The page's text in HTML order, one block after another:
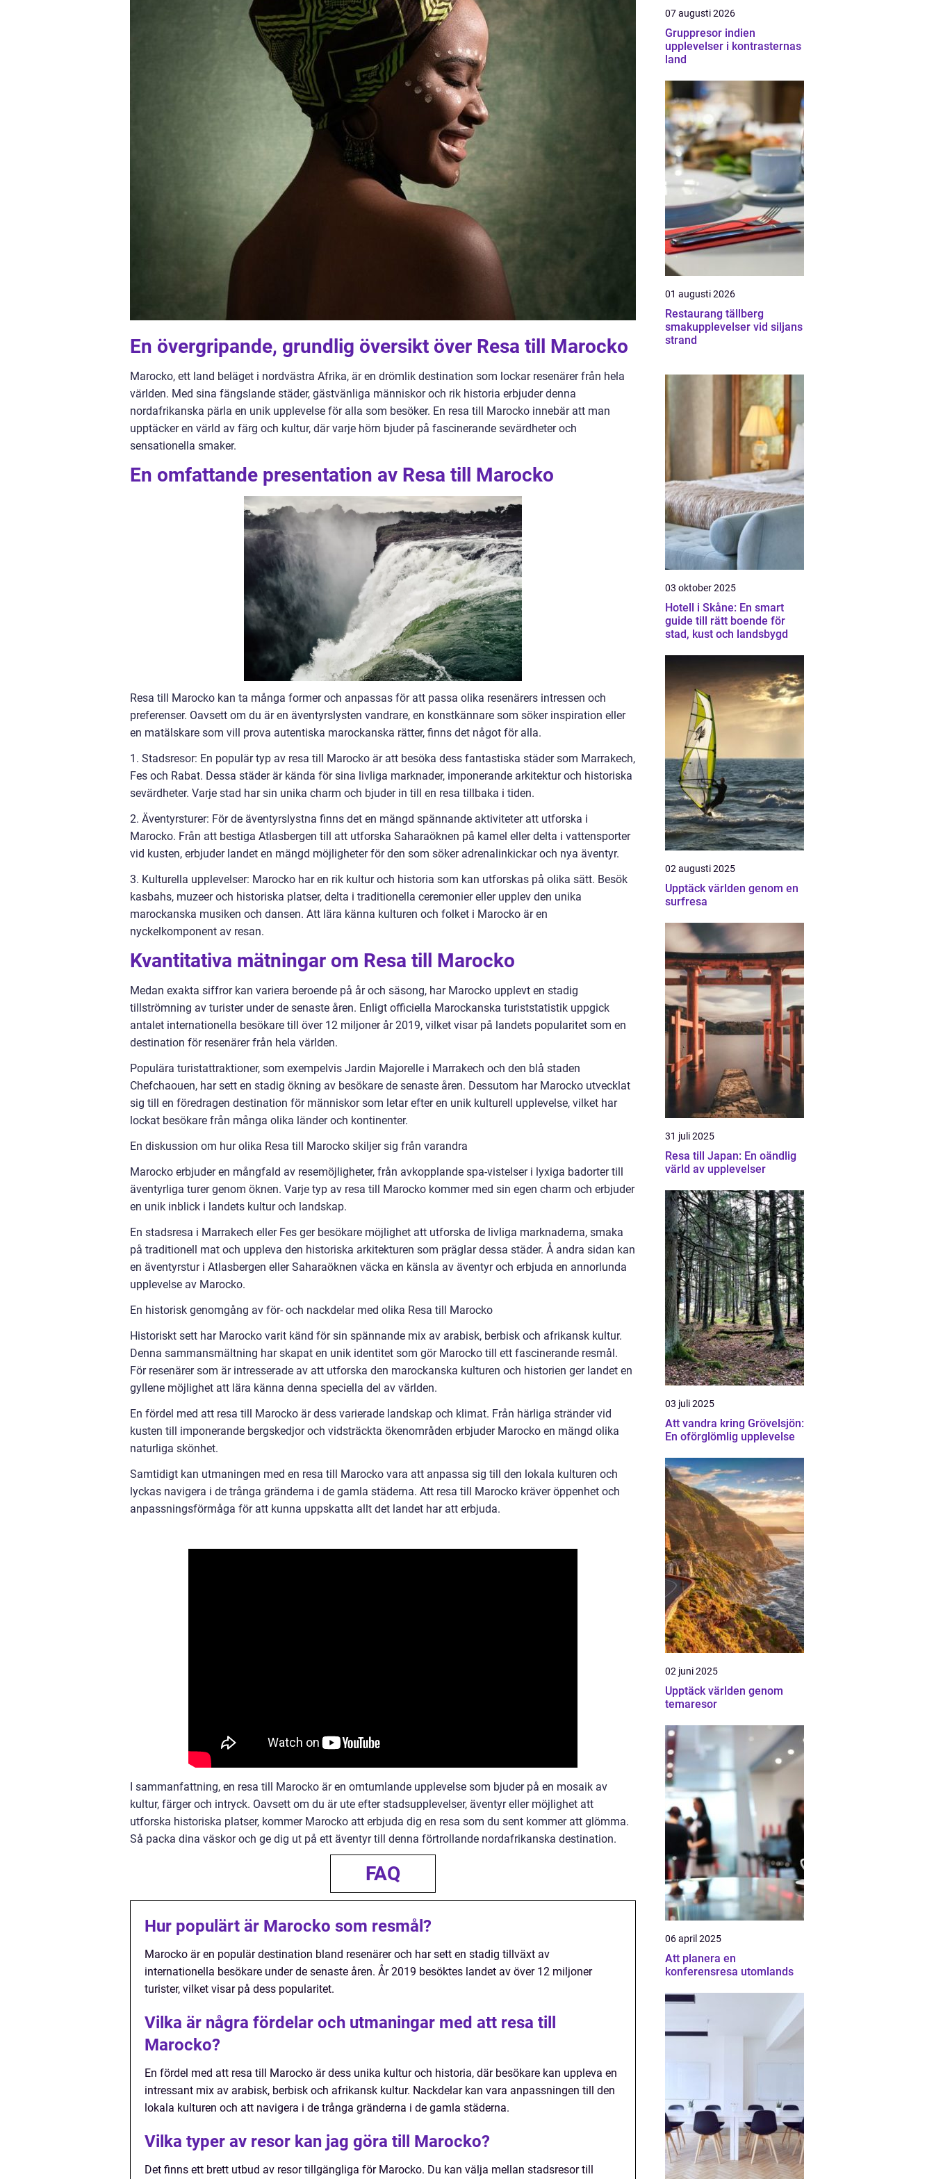
En övergripande, grundlig översikt över Resa till Marocko
Marocko, ett land beläget i nordvästra Afrika, är en drömlik destination som lockar resenärer från hela
världen. Med sina fängslande städer, gästvänliga människor och rik historia erbjuder denna
nordafrikanska pärla en unik upplevelse för alla som besöker. En resa till Marocko innebär att man
upptäcker en värld av färg och kultur, där varje hörn bjuder på fascinerande sevärdheter och
sensationella smaker.
En omfattande presentation av Resa till Marocko
Resa till Marocko kan ta många former och anpassas för att passa olika resenärers intressen och
preferenser. Oavsett om du är en äventyrslysten vandrare, en konstkännare som söker inspiration eller
en matälskare som vill prova autentiska marockanska rätter, finns det något för alla.
1. Stadsresor: En populär typ av resa till Marocko är att besöka dess fantastiska städer som Marrakech,
Fes och Rabat. Dessa städer är kända för sina livliga marknader, imponerande arkitektur och historiska
sevärdheter. Varje stad har sin unika charm och bjuder in till en resa tillbaka i tiden.
2. Äventyrsturer: För de äventyrslystna finns det en mängd spännande aktiviteter att utforska i
Marocko. Från att bestiga Atlasbergen till att utforska Saharaöknen på kamel eller delta i vattensporter
vid kusten, erbjuder landet en mängd möjligheter för den som söker adrenalinkickar och nya äventyr.
3. Kulturella upplevelser: Marocko har en rik kultur och historia som kan utforskas på olika sätt. Besök
kasbahs, muzeer och historiska platser, delta i traditionella ceremonier eller upplev den unika
marockanska musiken och dansen. Att lära känna kulturen och folket i Marocko är en
nyckelkomponent av resan.
Kvantitativa mätningar om Resa till Marocko
Medan exakta siffror kan variera beroende på år och säsong, har Marocko upplevt en stadig
tillströmning av turister under de senaste åren. Enligt officiella Marockanska turiststatistik uppgick
antalet internationella besökare till över 12 miljoner år 2019, vilket visar på landets popularitet som en
destination för resenärer från hela världen.
Populära turistattraktioner, som exempelvis Jardin Majorelle i Marrakech och den blå staden
Chefchaouen, har sett en stadig ökning av besökare de senaste åren. Dessutom har Marocko utvecklat
sig till en föredragen destination för människor som letar efter en unik kulturell upplevelse, vilket har
lockat besökare från många olika länder och kontinenter.
En diskussion om hur olika Resa till Marocko skiljer sig från varandra
Marocko erbjuder en mångfald av resemöjligheter, från avkopplande spa-vistelser i lyxiga badorter till
äventyrliga turer genom öknen. Varje typ av resa till Marocko kommer med sin egen charm och erbjuder
en unik inblick i landets kultur och landskap.
En stadsresa i Marrakech eller Fes ger besökare möjlighet att utforska de livliga marknaderna, smaka
på traditionell mat och uppleva den historiska arkitekturen som präglar dessa städer. Å andra sidan kan
en äventyrstur i Atlasbergen eller Saharaöknen väcka en känsla av äventyr och erbjuda en annorlunda
upplevelse av Marocko.
En historisk genomgång av för- och nackdelar med olika Resa till Marocko
Historiskt sett har Marocko varit känd för sin spännande mix av arabisk, berbisk och afrikansk kultur.
Denna sammansmältning har skapat en unik identitet som gör Marocko till ett fascinerande resmål.
För resenärer som är intresserade av att utforska den marockanska kulturen och historien ger landet en
gyllene möjlighet att lära känna denna speciella del av världen.
En fördel med att resa till Marocko är dess varierade landskap och klimat. Från härliga stränder vid
kusten till imponerande bergskedjor och vidsträckta ökenområden erbjuder Marocko en mängd olika
naturliga skönhet.
Samtidigt kan utmaningen med en resa till Marocko vara att anpassa sig till den lokala kulturen och
lyckas navigera i de trånga gränderna i de gamla städerna. Att resa till Marocko kräver öppenhet och
anpassningsförmåga för att kunna uppskatta allt det landet har att erbjuda.
I sammanfattning, en resa till Marocko är en omtumlande upplevelse som bjuder på en mosaik av
kultur, färger och intryck. Oavsett om du är ute efter stadsupplevelser, äventyr eller möjlighet att
utforska historiska platser, kommer Marocko att erbjuda dig en resa som du sent kommer att glömma.
Så packa dina väskor och ge dig ut på ett äventyr till denna förtrollande nordafrikanska destination.
FAQ
Hur populärt är Marocko som resmål?
Marocko är en populär destination bland resenärer och har sett en stadig tillväxt av
internationella besökare under de senaste åren. År 2019 besöktes landet av över 12 miljoner
turister, vilket visar på dess popularitet.
Vilka är några fördelar och utmaningar med att resa till
Marocko?
En fördel med att resa till Marocko är dess unika kultur och historia, där besökare kan uppleva en
intressant mix av arabisk, berbisk och afrikansk kultur. Nackdelar kan vara anpassningen till den
lokala kulturen och att navigera i de trånga gränderna i de gamla städerna.
Vilka typer av resor kan jag göra till Marocko?
Det finns ett brett utbud av resor tillgängliga för Marocko. Du kan välja mellan stadsresor till
07 augusti 2026
Gruppresor indien
upplevelser i kontrasternas
land
01 augusti 2026
Restaurang tällberg
smakupplevelser vid siljans
strand
03 oktober 2025
Hotell i Skåne: En smart
guide till rätt boende för
stad, kust och landsbygd
02 augusti 2025
Upptäck världen genom en
surfresa
31 juli 2025
Resa till Japan: En oändlig
värld av upplevelser
03 juli 2025
Att vandra kring Grövelsjön:
En oförglömlig upplevelse
02 juni 2025
Upptäck världen genom
temaresor
06 april 2025
Att planera en
konferensresa utomlands